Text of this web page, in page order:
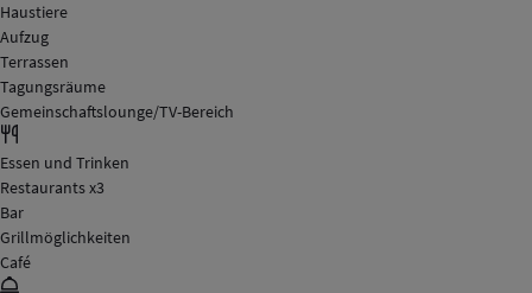
Haustiere
Aufzug
Terrassen
Tagungsräume
Gemeinschaftslounge/TV-Bereich
Essen und Trinken
Restaurants x3
Bar
Grillmöglichkeiten
Café